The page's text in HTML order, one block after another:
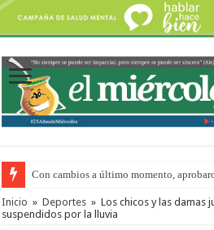
Con cambios a último momento,
Inicio » Deportes » Los chicos y las damas
suspendidos por la lluvia